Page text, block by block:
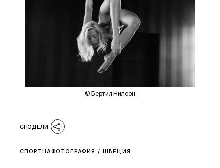
© Бертил Нилсон
СПОРТНАФОТОГРАФИЯ / ШВЕЦИЯ